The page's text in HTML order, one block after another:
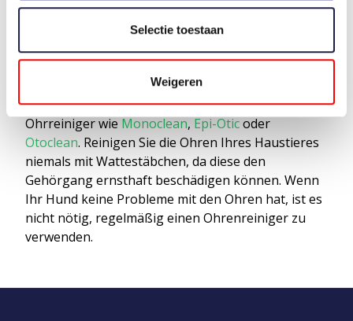
Selectie toestaan
Weigeren
Bei Hunden und Katzen, die zu Ohrenproblemen
neigen, müssen die Ohren regelmäßig mit einem
Ohrreiniger gereinigt werden. Dies kann
vierzehntägig oder unmittelbar nach dem Baden
des Hundes geschehen. Zur Reinigung der Organe
verwenden Sie am besten einen weichen
Ohrreiniger wieMonoclean,Epi-Oticoder
Otoclean. Reinigen Sie die Ohren Ihres Haustieres
niemals mit Wattestäbchen, da diese den
Gehörgang ernsthaft beschädigen können. Wenn
Ihr Hund keine Probleme mit den Ohren hat, ist es
nicht nötig, regelmäßig einen Ohrenreiniger zu
verwenden.